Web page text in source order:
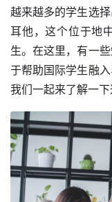
越来越多的学生选
耳他，这个位于地
生。在这里，有一
于帮助国际学生融
我们一起来了解一下